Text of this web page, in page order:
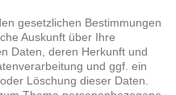
gesetzlichen Bestimmungen
Auskunft über Ihre
Daten, deren Herkunft und
und ggf. ein
Löschung dieser Daten.